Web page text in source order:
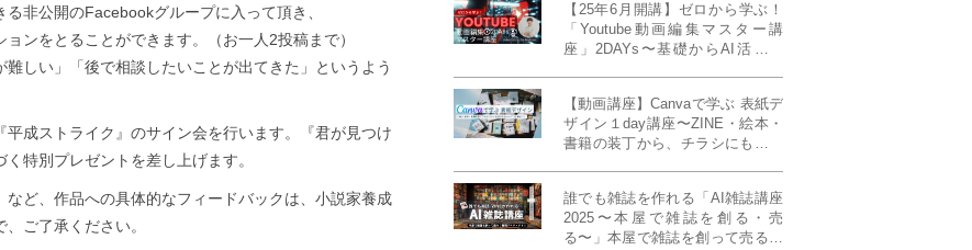
非公開のFacebookグループに入って頂き、
ンをとることができます。（お一人2投稿まで）
難しい」「後で相談したいことが出てきた」というよう
成ストライク』のサイン会を行います。『君が見つけ
特別プレゼントを差し上げます。
ど、作品への具体的なフィードバックは、小説家養成
ご了承ください。
【25年6月開講】ゼロから学ぶ！
「Youtube動画編集マスター講
座」2DAYs〜基礎からAI活用ま
【動画講座】Canvaで学ぶ 表紙デ
ザイン１day講座〜ZINE・絵本・
書籍の装丁から、チラシにも活か
誰でも雑誌を作れる「AI雑誌講座
2025〜本屋で雑誌を創る・売
る〜」本屋で雑誌を創って売る！